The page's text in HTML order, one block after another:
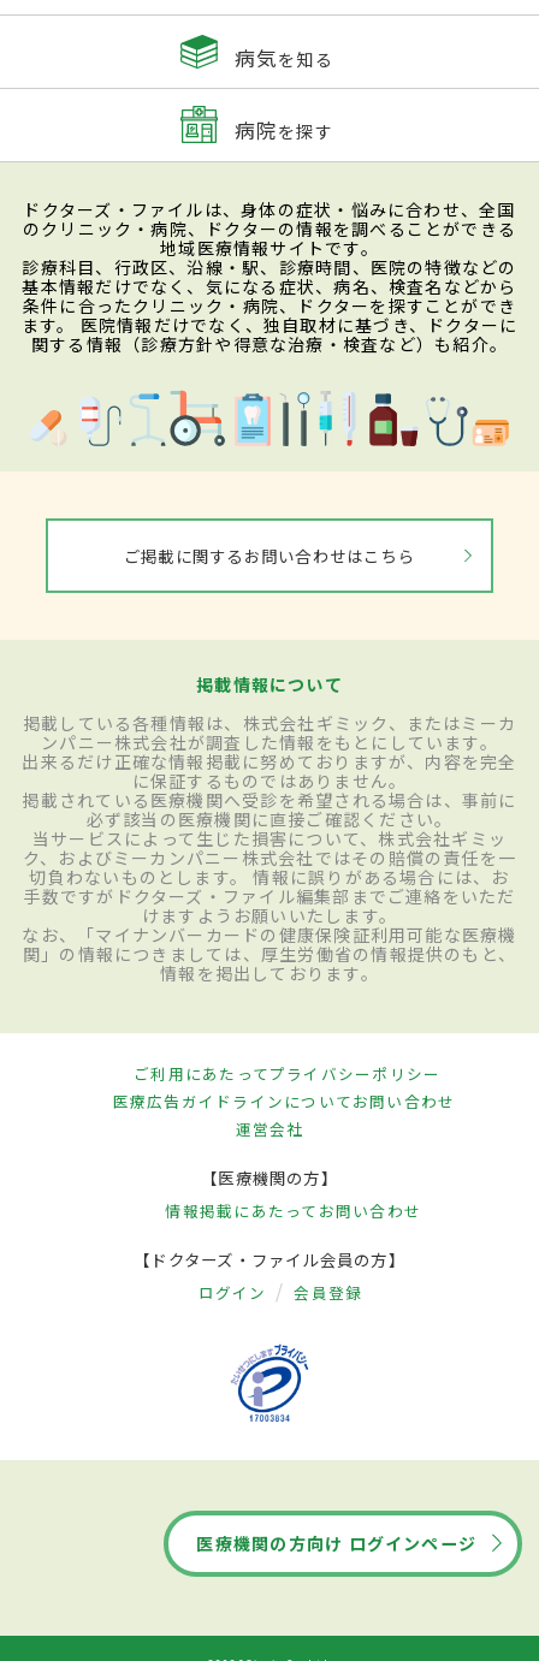
病気を知る
病院を探す
ドクターズ・ファイルは、身体の症状・悩みに合わせ、全国
のクリニック・病院、ドクターの情報を調べることができる
地域医療情報サイトです。
診療科目、行政区、沿線・駅、診療時間、医院の特徴などの
基本情報だけでなく、気になる症状、病名、検査名などから
条件に合ったクリニック・病院、ドクターを探すことができ
ます。 医院情報だけでなく、独自取材に基づき、ドクターに
関する情報（診療方針や得意な治療・検査など）も紹介。
ご掲載に関するお問い合わせはこちら
掲載情報について
掲載している各種情報は、株式会社ギミック、またはミーカ
ンパニー株式会社が調査した情報をもとにしています。
出来るだけ正確な情報掲載に努めておりますが、内容を完全
に保証するものではありません。
掲載されている医療機関へ受診を希望される場合は、事前に
必ず該当の医療機関に直接ご確認ください。
当サービスによって生じた損害について、株式会社ギミッ
ク、およびミーカンパニー株式会社ではその賠償の責任を一
切負わないものとします。 情報に誤りがある場合には、お
手数ですがドクターズ・ファイル編集部までご連絡をいただ
けますようお願いいたします。
なお、「マイナンバーカードの健康保険証利用可能な医療機
関」の情報につきましては、厚生労働省の情報提供のもと、
情報を掲出しております。
ご利用にあたってプライバシーポリシー
医療広告ガイドラインについてお問い合わせ
運営会社
【医療機関の方】
情報掲載にあたって お問い合わせ
【ドクターズ・ファイル会員の方】
ログイン 会員登録
医療機関の方向け ログインページ